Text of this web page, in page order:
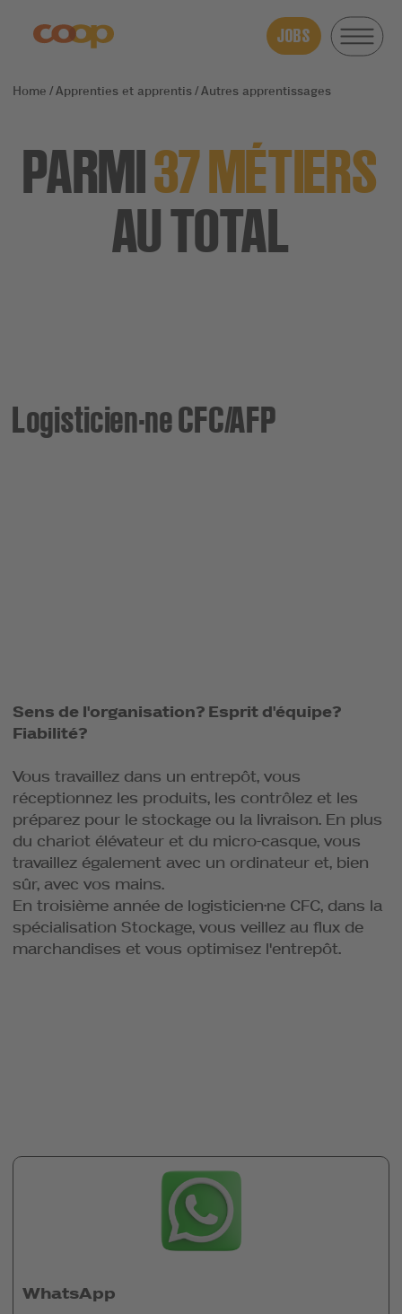
JOBS
Apprenties et apprentis Autres apprentissages
PARMI37 MÉTIERS
AU TOTAL
Logisticien·ne CFC/AFP
Sens de l'organisation? Esprit d'équipe?
Fiabilité?
Vous travaillez dans un entrepôt, vous
réceptionnez les produits, les contrôlez et les
préparez pour le stockage ou la livraison. En plus
du chariot élévateur et du micro-casque, vous
travaillez également avec un ordinateur et, bien
sûr, avec vos mains.
En troisième année de logisticien·ne CFC, dans la
spécialisation Stockage, vous veillez au flux de
marchandises et vous optimisez l'entrepôt.
WhatsApp